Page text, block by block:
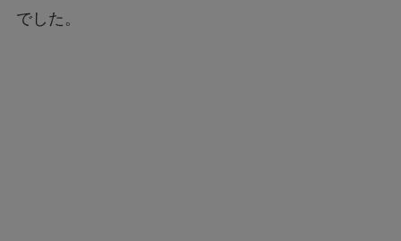
でした。